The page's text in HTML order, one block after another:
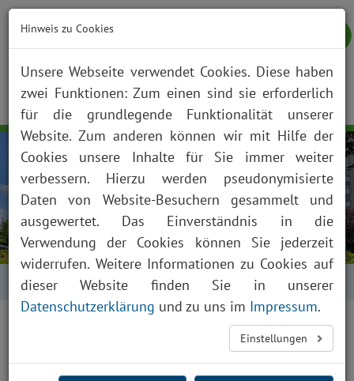
NOTFALL KONTAKT ANFAHRT JOBS SUCHE
Startseite Kontakt
Kontakt
Hinweis zu Cookies
Unsere Webseite verwendet Cookies. Diese haben
zwei Funktionen: Zum einen sind sie erforderlich
für die grundlegende Funktionalität unserer
Website. Zum anderen können wir mit Hilfe der
Cookies unsere Inhalte für Sie immer weiter
verbessern. Hierzu werden pseudonymisierte
Daten von Website-Besuchern gesammelt und
ausgewertet. Das Einverständnis in die
Verwendung der Cookies können Sie jederzeit
widerrufen. Weitere Informationen zu Cookies auf
dieser Website finden Sie in unserer
Datenschutzerklärung und zu uns im Impressum.
Einstellungen